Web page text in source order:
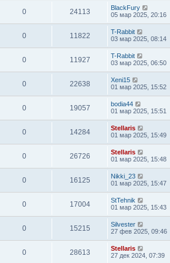
0 24113
BlackFury
05 мар 2025, 20:16
0 11822
T-Rabbit
03 мар 2025, 08:14
0 11927
T-Rabbit
03 мар 2025, 06:50
0 22638
Xeni15
01 мар 2025, 15:52
0 19057
bodia44
01 мар 2025, 15:51
0 14284
Stellaris
01 мар 2025, 15:49
0 26726
Stellaris
01 мар 2025, 15:48
0 16125
Nikki_23
01 мар 2025, 15:47
0 17004
StTehnik
01 мар 2025, 15:43
0 15215
Silvester
27 фев 2025, 09:46
0 28613
Stellaris
27 дек 2024, 07:39